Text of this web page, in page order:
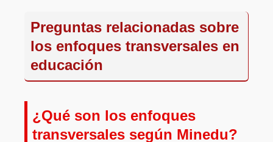
Preguntas relacionadas sobre
los enfoques transversales en
educación
¿Qué son los enfoques
transversales según Minedu?